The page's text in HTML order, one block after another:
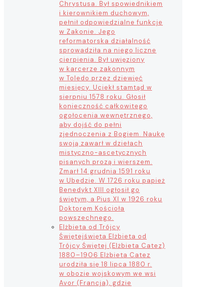
Chrystusa. Był spowiednikiem
i kierownikiem duchowym,
pełnił odpowiedzialne funkcje
w Zakonie. Jego
reformatorska działalność
sprowadziła na niego liczne
cierpienia. Był uwięziony
w karcerze zakonnym
w Toledo przez dziewięć
miesięcy. Uciekł stamtąd w
sierpniu 1578 roku. Głosił
konieczność całkowitego
ogołocenia wewnętrznego,
aby dojść do pełni
zjednoczenia z Bogiem. Naukę
swoją zawarł w dziełach
mistyczno-ascetycznych
pisanych prozą i wierszem.
Zmarł 14 grudnia 1591 roku
w Ubedzie. W 1726 roku papież
Benedykt XIII ogłosił go
świętym, a Pius XI w 1926 roku
Doktorem Kościoła
powszechnego.
Elżbieta od Trójcy
Świętejświęta Elżbieta od
Trójcy Świętej (Elżbieta Catez)
1880–1906 Elżbieta Catez
urodziła się 18 lipca 1880 r.
w obozie wojskowym we wsi
Avor (Francja), gdzie